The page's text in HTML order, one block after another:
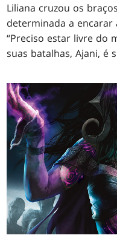
Liliana cruzou os
determinada a
“Preciso estar livre do
suas batalhas, Ajani, é